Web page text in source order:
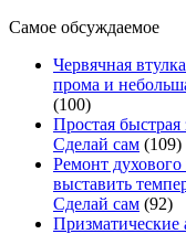
Самое обсуждаемое
Червячная
прома и
(100)
Простая быстрая
Сделай сам (109)
Ремонт
выставить
Сделай сам (92)